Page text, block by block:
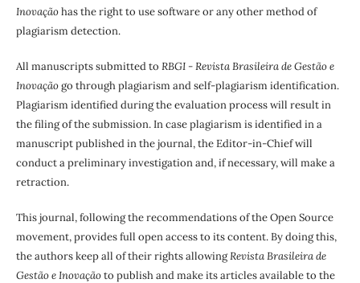
Inovaçãohas the right to use software or any other method of
plagiarism detection.
All manuscripts submitted to RBGI - Revista Brasileira de Gestão e
Inovaçãogo through plagiarism and self-plagiarism identification.
Plagiarism identified during the evaluation process will result in
the filing of the submission. In case plagiarism is identified in a
manuscript published in the journal, the Editor-in-Chief will
conduct a preliminary investigation and, if necessary, will make a
retraction.
This journal, following the recommendations of the Open Source
movement, provides full open access to its content. By doing this,
the authors keep all of their rights allowingRevista Brasileira de
Gestão e Inovaçãoto publish and make its articles available to the